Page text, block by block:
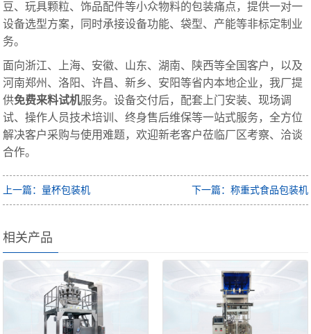
豆、玩具颗粒、饰品配件等小众物料的包装痛点，提供一对一
设备选型方案，同时承接设备功能、袋型、产能等非标定制业
务。
面向浙江、上海、安徽、山东、湖南、陕西等全国客户，以及
河南郑州、洛阳、许昌、新乡、安阳等省内本地企业，我厂提
供免费来料试机服务。设备交付后，配套上门安装、现场调
试、操作人员技术培训、终身售后维保等一站式服务，全方位
解决客户采购与使用难题，欢迎新老客户莅临厂区考察、洽谈
合作。
上一篇：量杯包装机 下一篇：称重式食品包装机
相关产品